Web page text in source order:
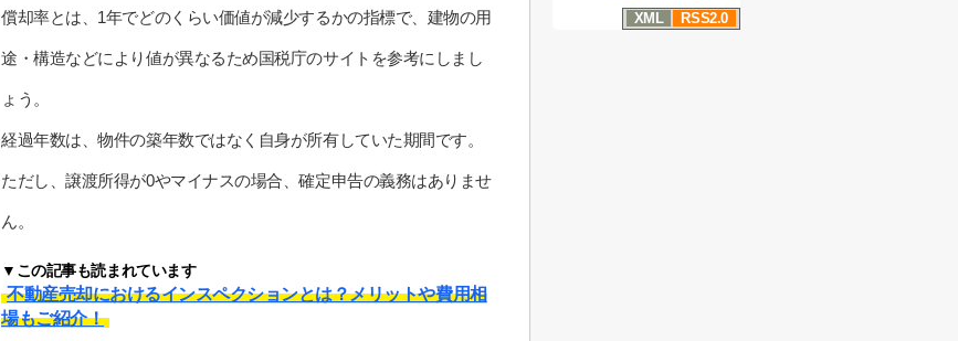
償却率とは、1年でどのくらい価値が減少するかの指標で、建物の用
途・構造などにより値が異なるため国税庁のサイトを参考にしまし
ょう。
経過年数は、物件の築年数ではなく自身が所有していた期間です。
ただし、譲渡所得が0やマイナスの場合、確定申告の義務はありませ
ん。
▼この記事も読まれています
不動産売却におけるインスペクションとは？メリットや費用相
場もご紹介！
XML
RSS2.0